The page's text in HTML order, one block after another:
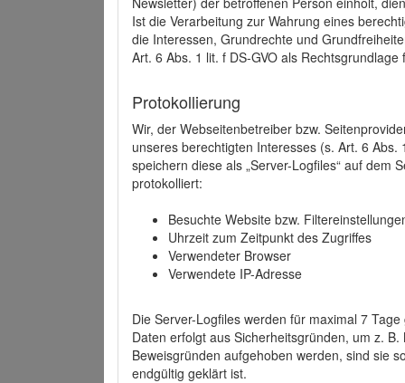
Ist die Verarbeitung zur Wahrung eines
die Interessen, Grundrechte und
Art. 6 Abs. 1 lit. f DS-GVO als
Protokollierung
Wir, der Webseitenbetreiber bzw.
unseres berechtigten Interesses (s. Art. 6
speichern diese als „Server-Logfiles“ auf dem
protokolliert:
Besuchte Website bzw.
Uhrzeit zum Zeitpunkt des Zugriffes
Verwendeter Browser
Verwendete IP-Adresse
Die Server-Logfiles werden für maximal 7
Daten erfolgt aus Sicherheitsgründen, um z.
Beweisgründen aufgehoben werden, sind sie
endgültig geklärt ist.